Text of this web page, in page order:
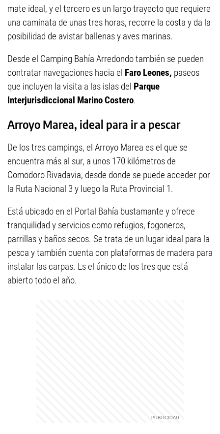
mate ideal, y el tercero es un largo trayecto que requiere
una caminata de unas tres horas, recorre la costa y da la
posibilidad de avistar ballenas y aves marinas.
Desde el Camping Bahía Arredondo también se pueden
contratar navegaciones hacia el Faro Leones, paseos
que incluyen la visita a las islas del Parque
Interjurisdiccional Marino Costero.
Arroyo Marea, ideal para ir a pescar
De los tres campings, el Arroyo Marea es el que se
encuentra más al sur, a unos 170 kilómetros de
Comodoro Rivadavia, desde donde se puede acceder por
la Ruta Nacional 3 y luego la Ruta Provincial 1.
Está ubicado en el Portal Bahía bustamante y ofrece
tranquilidad y servicios como refugios, fogoneros,
parrillas y baños secos. Se trata de un lugar ideal para la
pesca y también cuenta con plataformas de madera para
instalar las carpas. Es el único de los tres que está
abierto todo el año.